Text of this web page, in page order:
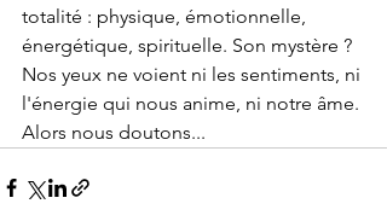
totalité : physique, émotionnelle,
énergétique, spirituelle. Son mystère ?
Nos yeux ne voient ni les sentiments, ni
l'énergie qui nous anime, ni notre âme.
Alors nous doutons...